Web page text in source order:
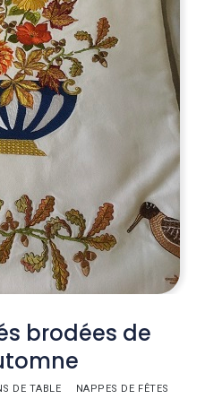
brodées de
DE TABLE
NAPPES DE FÊTES